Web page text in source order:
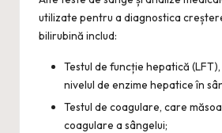
utilizate pentru a diagnostica
bilirubină includ:
Testul de funcție hepatică
nivelul de enzime hepatice în
Testul de coagulare, care
coagulare a sângelui;